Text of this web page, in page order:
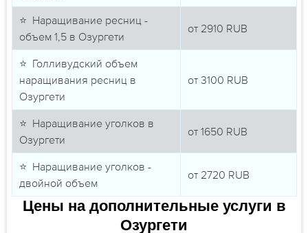
⭐ Наращивание ресниц -
объем 1,5 в Озургети
от 2910 RUB
⭐ Голливудский объем
наращивания ресниц в
Озургети
от 3100 RUB
⭐ Наращивание уголков в
Озургети
от 1650 RUB
⭐ Наращивание уголков -
двойной объем
от 2720 RUB
Цены на дополнительные услуги в
Озургети